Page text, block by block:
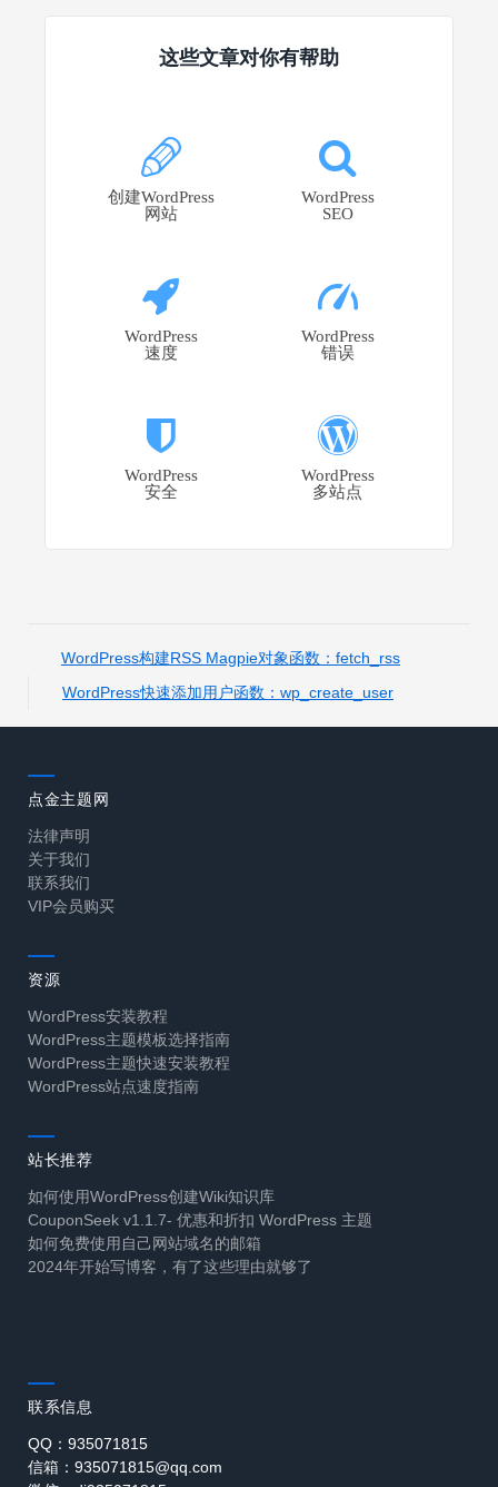
这些文章对你有帮助
创建WordPress
网站
WordPress
SEO
WordPress
速度
WordPress
错误
WordPress
安全
WordPress
多站点
WordPress构建RSS Magpie对象函数：fetch_rss
WordPress快速添加用户函数：wp_create_user
点金主题网
法律声明
关于我们
联系我们
VIP会员购买
资源
WordPress安装教程
WordPress主题模板选择指南
WordPress主题快速安装教程
WordPress站点速度指南
站长推荐
如何使用WordPress创建Wiki知识库
CouponSeek v1.1.7- 优惠和折扣 WordPress 主题
如何免费使用自己网站域名的邮箱
2024年开始写博客，有了这些理由就够了
联系信息
QQ：935071815
信箱：935071815@qq.com